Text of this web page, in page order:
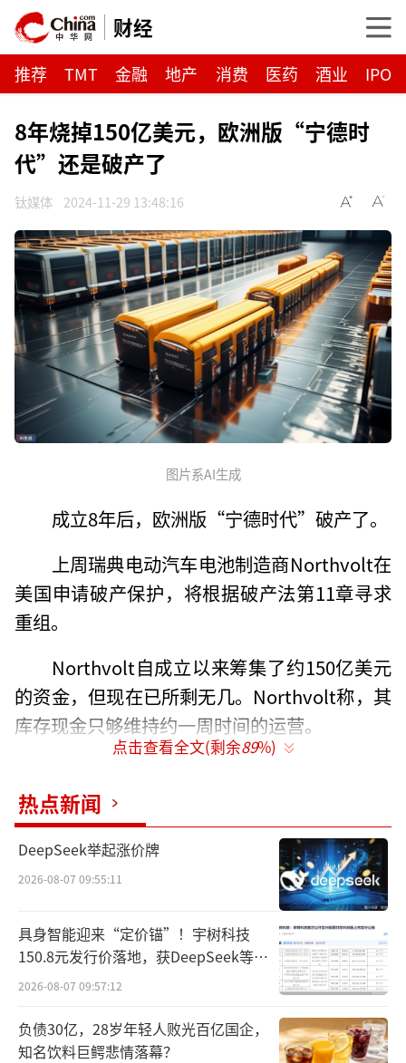
财经
推荐 TMT 金融 地产 消费 医药 酒业 IPO
8年烧掉150亿美元，欧洲版“宁德时
代”还是破产了
钛媒体 2024-11-29 13:48:16
图片系AI生成
成立8年后，欧洲版“宁德时代”破产了。
上周瑞典电动汽车电池制造商Northvolt在
美国申请破产保护，将根据破产法第11章寻求
重组。
Northvolt自成立以来筹集了约150亿美元
的资金，但现在已所剩无几。Northvolt称，其
库存现金只够维持约一周时间的运营。
立电池供应链的公司，背后更是站满了高盛、
大众、西门子、瑞典养老基金AMF等重量级投
资人。
破产风波袭来，作为第二大股东的高盛紧
接着宣布，将其持有的Northvolt股份价值减记
至零。据悉，高盛是在2019年首次投资Northv
olt，截至上周四提交破产申请时，高盛持有该
公司19%的股份。根据外媒报道，高盛将遭受
近9亿美元的损失。
点击查看全文(剩余89%)
热点新闻
DeepSeek举起涨价牌
2026-08-07 09:55:11
具身智能迎来“定价锚”！宇树科技
150.8元发行价落地，获DeepSeek等豪
华战配加持
2026-08-07 09:57:12
负债30亿，28岁年轻人败光百亿国企，
知名饮料巨鳄悲情落幕？